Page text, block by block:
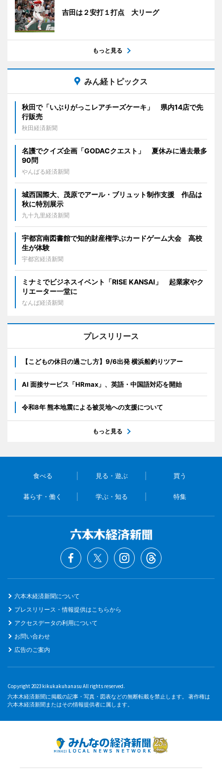
吉田は２安打１打点 大リーグ
もっと見る
みん経トピックス
秋田で「いぶりがっこレアチーズケーキ」 県内14店で先
行販売
秋田経済新聞
名護でクイズ企画「GODACクエスト」 夏休みに過去最多
90問
やんばる経済新聞
城西国際大、茂原でアール・ブリュット制作支援 作品は
秋に特別展示
九十九里経済新聞
宇都宮南図書館で知的財産権学ぶカードゲーム大会 高校
生が体験
宇都宮経済新聞
ミナミでビジネスイベント「RISE KANSAI」 起業家やク
リエーター一堂に
なんば経済新聞
プレスリリース
【こどもの休日の過ごし方】9/6出発 横浜船釣りツアー
AI 面接サービス「HRmax」、英語・中国語対応を開始
令和8年 熊本地震による被災地への支援について
もっと見る
食べる 見る・遊ぶ 買う
暮らす・働く 学ぶ・知る 特集
六本木経済新聞について
プレスリリース・情報提供はこちらから
アクセスデータの利用について
お問い合わせ
広告のご案内
Copyright 2023 kikukakuhanasu All rights reserved.
六本木経済新聞に掲載の記事・写真・図表などの無断転載を禁止します。 著作権は
六本木経済新聞またはその情報提供者に属します。